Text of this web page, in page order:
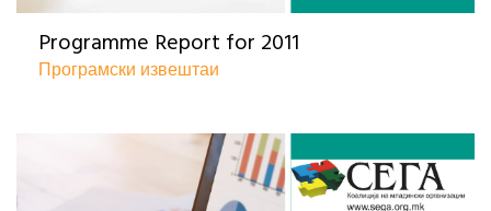
Programme Report for 2011
Програмски извештаи